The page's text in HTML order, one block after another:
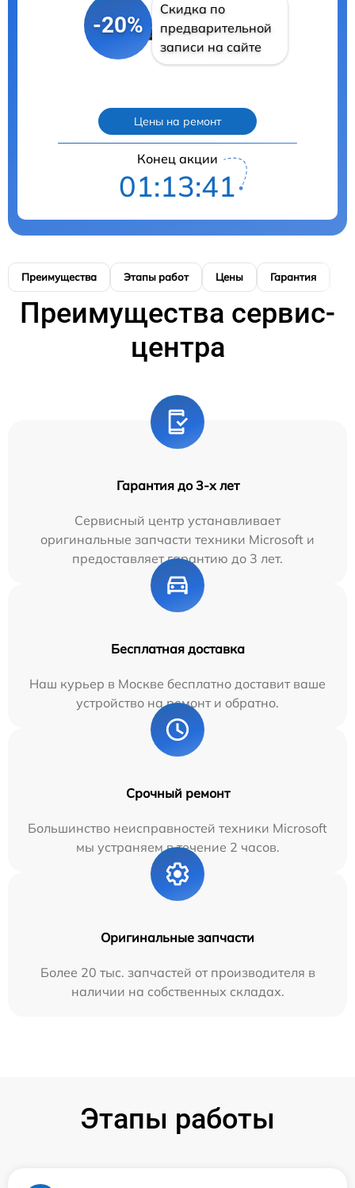
-20%
Скидка по
предварительной
записи на сайте
Цены на ремонт
Конец акции
01:13:40
Преимущества Этапы работ Цены Гарантия
Преимущества сервис-
центра
Гарантия до 3-х лет
Сервисный центр устанавливает
оригинальные запчасти техники Microsoft и
предоставляет гарантию до 3 лет.
Бесплатная доставка
Наш курьер в Москве бесплатно доставит ваше
устройство на ремонт и обратно.
Срочный ремонт
Большинство неисправностей техники Microsoft
мы устраняем в течение 2 часов.
Оригинальные запчасти
Более 20 тыс. запчастей от производителя в
наличии на собственных складах.
Этапы работы